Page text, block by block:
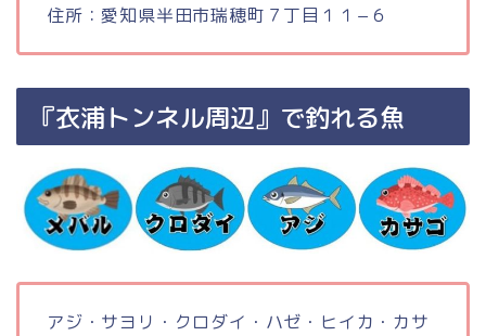
住所：愛知県半田市瑞穂町７丁目１１−６
『衣浦トンネル周辺』で釣れる魚
アジ・サヨリ・クロダイ・ハゼ・ヒイカ・カサ